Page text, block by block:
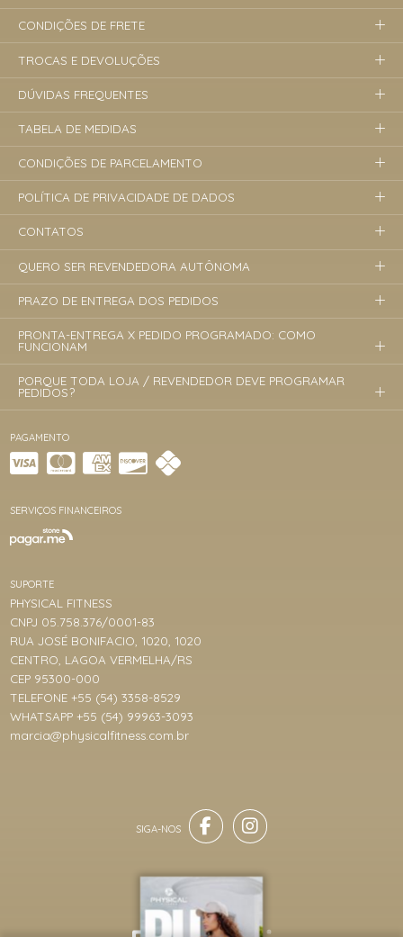
PAGAMENTO
SERVIÇOS FINANCEIROS
SUPORTE
PHYSICAL FITNESS
CNPJ 05.758.376/0001-83
RUA JOSÉ BONIFACIO, 1020, 1020
CENTRO, LAGOA VERMELHA/RS
CEP 95300-000
TELEFONE +55 (54) 3358-8529
WHATSAPP +55 (54) 99963-3093
marcia@physicalfitness.com.br
CONDIÇÕES DE FRETE
TROCAS E DEVOLUÇÕES
DÚVIDAS FREQUENTES
TABELA DE MEDIDAS
CONDIÇÕES DE PARCELAMENTO
POLÍTICA DE PRIVACIDADE DE DADOS
CONTATOS
QUERO SER REVENDEDORA AUTÔNOMA
PRAZO DE ENTREGA DOS PEDIDOS
PRONTA-ENTREGA X PEDIDO PROGRAMADO: COMO
FUNCIONAM
PORQUE TODA LOJA / REVENDEDOR DEVE PROGRAMAR
PEDIDOS?